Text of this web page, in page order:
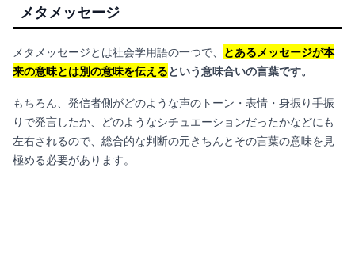
メタメッセージ
メタメッセージとは社会学用語の一つで、
とあるメッセージが本
来の意味とは別の意味を伝えるという意味合いの言葉です。
もちろん、発信者側がどのような声のトーン・表情・身振り手振
りで発言したか、どのようなシチュエーションだったかなどにも
左右されるので、総合的な判断の元きちんとその言葉の意味を見
極める必要があります。